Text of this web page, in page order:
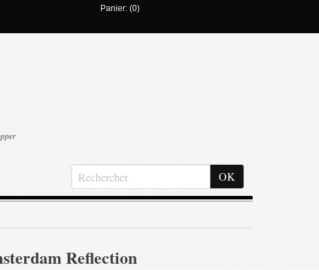
Panier: (0)
Reflection